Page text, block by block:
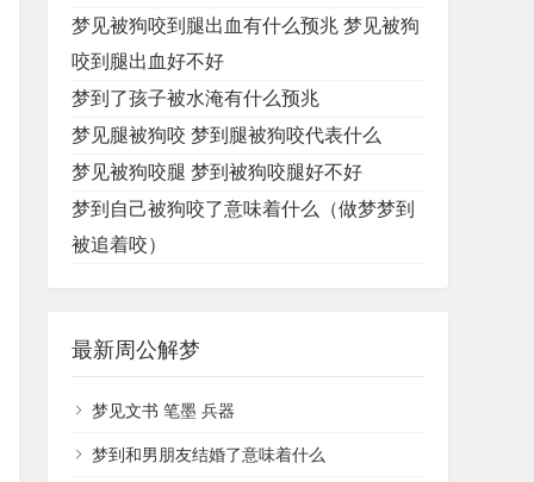
梦见被狗咬到腿出血有什么预兆 梦见被狗
咬到腿出血好不好
梦到了孩子被水淹有什么预兆
梦见腿被狗咬 梦到腿被狗咬代表什么
梦见被狗咬腿 梦到被狗咬腿好不好
梦到自己被狗咬了意味着什么（做梦梦到
被追着咬）
最新周公解梦
梦见文书 笔墨 兵器
梦到和男朋友结婚了意味着什么